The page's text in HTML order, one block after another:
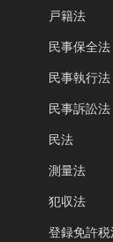
戸籍法
民事保全法
民事執行法
民事訴訟法
民法
測量法
犯収法
登録免許税